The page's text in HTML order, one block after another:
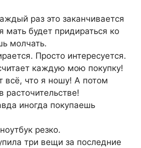
раз это заканчивается
мать будет придираться ко
молчать.
Просто интересуется.
каждую мою покупку!
всё, что я ношу! А потом
расточительстве!
иногда покупаешь
резко.
три вещи за последние